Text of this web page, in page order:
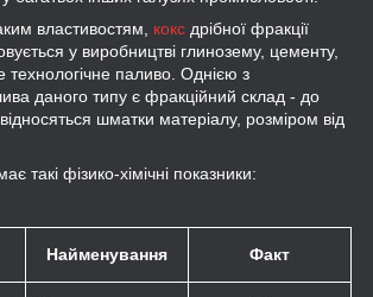
властивостям, кокс дрібної фракції
у виробництві глинозему, цементу,
технологічне паливо. Однією з
даного типу є фракційний склад - до
відносяться шматки матеріалу, розміром від
фізико-хімічні показники:
Найменування Факт